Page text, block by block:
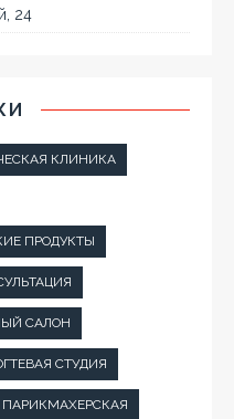
24
КЛИНИКА
ПРОДУКТЫ
САЛОН
СТУДИЯ
ПАРИКМАХЕРСКАЯ